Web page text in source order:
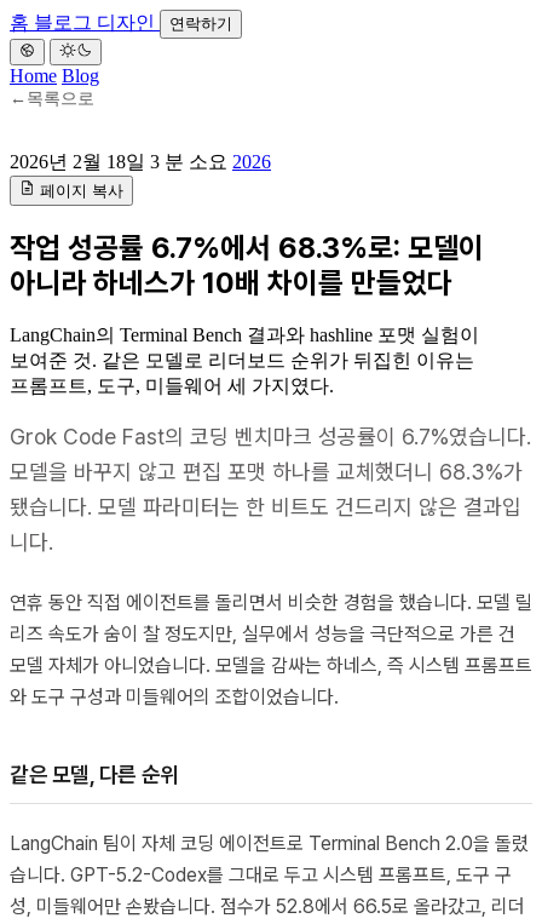
홈 블로그 디자인 연락하기
Home Blog
← 목록으로
2026년 2월 18일 3 분 소요 2026
페이지 복사
작업 성공률 6.7%에서 68.3%로: 모델이
아니라 하네스가 10배 차이를 만들었다
LangChain의 Terminal Bench 결과와 hashline 포맷 실험이
보여준 것. 같은 모델로 리더보드 순위가 뒤집힌 이유는
프롬프트, 도구, 미들웨어 세 가지였다.
Grok Code Fast의 코딩 벤치마크 성공률이 6.7%였습니다.
모델을 바꾸지 않고 편집 포맷 하나를 교체했더니 68.3%가
됐습니다. 모델 파라미터는 한 비트도 건드리지 않은 결과입
니다.
연휴 동안 직접 에이전트를 돌리면서 비슷한 경험을 했습니다. 모델 릴
리즈 속도가 숨이 찰 정도지만, 실무에서 성능을 극단적으로 가른 건
모델 자체가 아니었습니다. 모델을 감싸는 하네스, 즉 시스템 프롬프트
와 도구 구성과 미들웨어의 조합이었습니다.
같은 모델, 다른 순위
LangChain 팀이 자체 코딩 에이전트로 Terminal Bench 2.0을 돌렸
습니다. GPT-5.2-Codex를 그대로 두고 시스템 프롬프트, 도구 구
성, 미들웨어만 손봤습니다. 점수가 52.8에서 66.5로 올라갔고, 리더